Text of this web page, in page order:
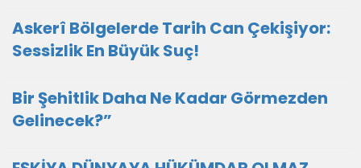
Askerî Bölgelerde Tarih Can Çekişiyor:
Sessizlik En Büyük Suç!
Bir Şehitlik Daha Ne Kadar Görmezden
Gelinecek?”